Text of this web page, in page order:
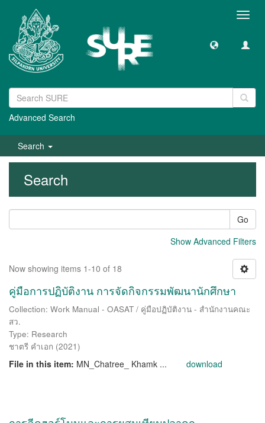
Advanced Search
Search
Search
Go
Show Advanced Filters
Now showing items 1-10 of 18
คู่มือการปฏิบัติงาน การจัดกิจกรรมพัฒนานักศึกษา
Collection: Work Manual - OASAT / คู่มือปฏิบัติงาน - สำนักงานคณะ
สว.
Type: Research
ชาตรี คำเอก (2021)
File in this item: MN_Chatree_ Khamk ... download